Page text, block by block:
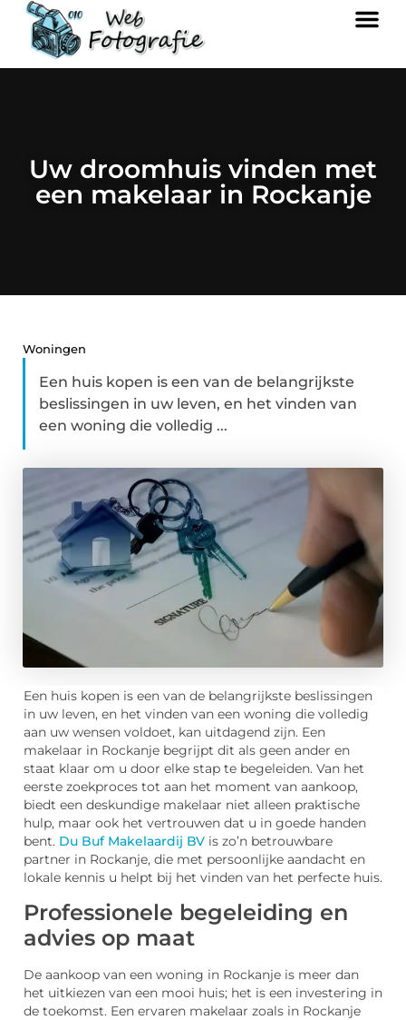
Uw droomhuis vinden met
een makelaar in Rockanje
Woningen
Een huis kopen is een van de belangrijkste
beslissingen in uw leven, en het vinden van
een woning die volledig ...
Een huis kopen is een van de belangrijkste beslissingen
in uw leven, en het vinden van een woning die volledig
aan uw wensen voldoet, kan uitdagend zijn. Een
makelaar in Rockanje begrijpt dit als geen ander en
staat klaar om u door elke stap te begeleiden. Van het
eerste zoekproces tot aan het moment van aankoop,
biedt een deskundige makelaar niet alleen praktische
hulp, maar ook het vertrouwen dat u in goede handen
bent. Du Buf Makelaardij BV is zo’n betrouwbare
partner in Rockanje, die met persoonlijke aandacht en
lokale kennis u helpt bij het vinden van het perfecte huis.
Professionele begeleiding en
advies op maat
De aankoop van een woning in Rockanje is meer dan
het uitkiezen van een mooi huis; het is een investering in
de toekomst. Een ervaren makelaar zoals in Rockanje